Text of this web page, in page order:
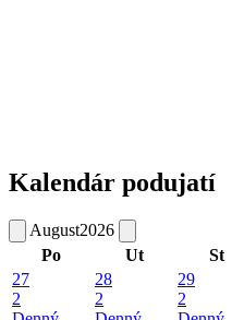
Kalendár podujatí
August2026
Po
Ut St
27
2
28
2
29
2